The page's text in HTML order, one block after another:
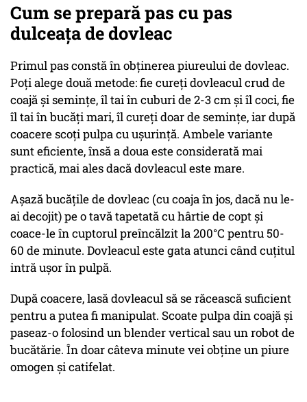
Cum se prepară pas cu pas
dulceața de dovleac
Primul pas constă în obținerea piureului de dovleac.
Poți alege două metode: fie cureți dovleacul crud de
coajă și semințe, îl tai în cuburi de 2-3 cm și îl coci, fie
îl tai în bucăți mari, îl cureți doar de semințe, iar după
coacere scoți pulpa cu ușurință. Ambele variante
sunt eficiente, însă a doua este considerată mai
practică, mai ales dacă dovleacul este mare.
Așază bucățile de dovleac (cu coaja în jos, dacă nu le-
ai decojit) pe o tavă tapetată cu hârtie de copt și
coace-le în cuptorul preîncălzit la 200°C pentru 50-
60 de minute. Dovleacul este gata atunci când cuțitul
intră ușor în pulpă.
După coacere, lasă dovleacul să se răcească suficient
pentru a putea fi manipulat. Scoate pulpa din coajă și
paseaz-o folosind un blender vertical sau un robot de
bucătărie. În doar câteva minute vei obține un piure
omogen și catifelat.